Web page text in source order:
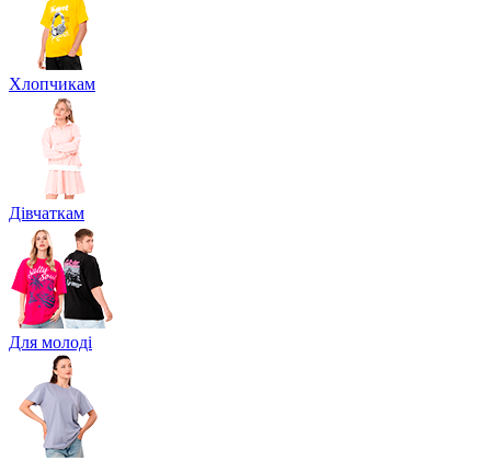
Хлопчикам
Дівчаткам
Для молоді